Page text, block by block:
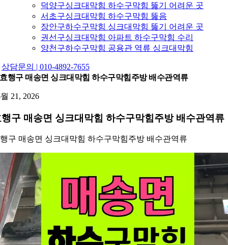
덕양구싱크대막힘 하수구막힘 뚫기 어려운 곳
서초구싱크대막힘 하수구막힘 뚫음
장안구하수구막힘 싱크대막힘 뚫기 어려운 곳
권선구싱크대막힘 아파트 하수구막힘 수리
양천구하수구막힘 공용관 역류 싱크대막힘
상담문의 | 010-4892-7655
효행구 매송면 싱크대막힘 하수구막힘주방 배수관역류
21, 2026
구 매송면 싱크대막힘 하수구막힘주방 배수관역류
구 매송면 싱크대막힘 하수구막힘주방 배수관역류